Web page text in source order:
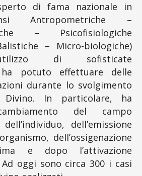
di fama nazionale in
Antropometriche –
– Psicofisiologiche
– Micro-biologiche)
di sofisticate
ha potuto effettuare delle
durante lo svolgimento
Divino. In particolare, ha
del campo
dell’emissione
dell’ossigenazione
e dopo l’attivazione
Ad oggi sono circa 300 i casi